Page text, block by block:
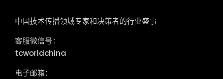
中国技术传播领域专家和决策者的行业盛事
客服微信号：
tcworldchina
电子邮箱：